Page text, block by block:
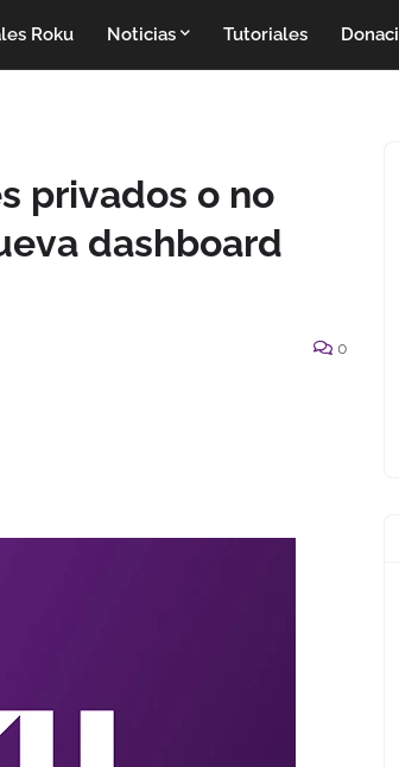
Roku Noticias Tutoriales
privados o no
dashboard
0